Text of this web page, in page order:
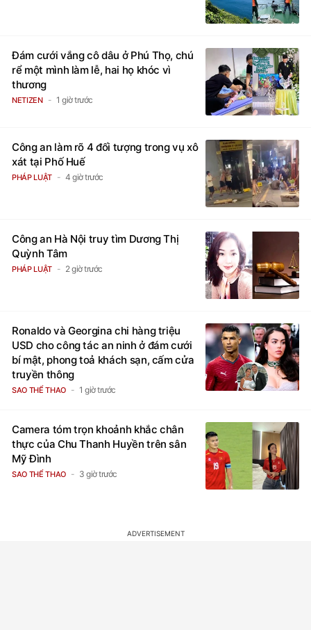
Đám cưới vắng cô dâu ở Phú Thọ, chú
rể một mình làm lễ, hai họ khóc vì
thương
NETIZEN 1 giờ trước
Công an làm rõ 4 đối tượng trong vụ xô
xát tại Phố Huế
PHÁP LUẬT 4 giờ trước
Công an Hà Nội truy tìm Dương Thị
Quỳnh Tâm
PHÁP LUẬT 2 giờ trước
Ronaldo và Georgina chi hàng triệu
USD cho công tác an ninh ở đám cưới
bí mật, phong toả khách sạn, cấm cửa
truyền thông
SAO THỂ THAO 1 giờ trước
Camera tóm trọn khoảnh khắc chân
thực của Chu Thanh Huyền trên sân
Mỹ Đình
SAO THỂ THAO 3 giờ trước